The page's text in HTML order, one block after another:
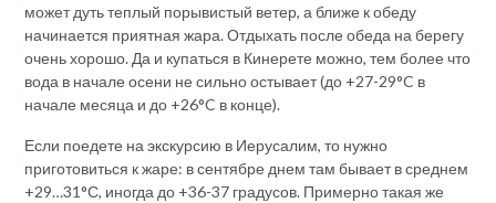
может дуть теплый порывистый ветер, а ближе к обеду
начинается приятная жара. Отдыхать после обеда на берегу
очень хорошо. Да и купаться в Кинерете можно, тем более что
вода в начале осени не сильно остывает (до +27-29°C в
начале месяца и до +26°C в конце).
Если поедете на экскурсию в Иерусалим, то нужно
приготовиться к жаре: в сентябре днем там бывает в среднем
+29…31°С, иногда до +36-37 градусов. Примерно такая же